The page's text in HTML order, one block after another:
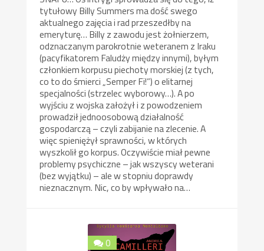
tytułowy Billy Summers ma dość swego
aktualnego zajęcia i rad przeszedłby na
emeryturę… Billy z zawodu jest żołnierzem,
odznaczanym parokrotnie weteranem z Iraku
(pacyfikatorem Faludży między innymi), byłym
członkiem korpusu piechoty morskiej (z tych,
co to do śmierci „Semper Fi!”) o elitarnej
specjalności (strzelec wyborowy…). A po
wyjściu z wojska założył i z powodzeniem
prowadził jednoosobową działalność
gospodarczą – czyli zabijanie na zlecenie. A
więc spieniężył sprawności, w których
wyszkolił go korpus. Oczywiście miał pewne
problemy psychiczne – jak wszyscy weterani
(bez wyjątku) – ale w stopniu doprawdy
nieznacznym. Nic, co by wpływało na…
0